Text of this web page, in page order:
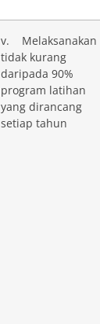
v. Melaksanakan
tidak kurang
daripada 90%
program latihan
yang dirancang
setiap tahun